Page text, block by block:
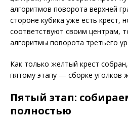
алгоритмов поворота верхней
стороне кубика уже есть крест,
соответствуют своим центрам,
алгоритмы поворота третьего
Как только желтый крест
пятому этапу — сборке уголков
Пятый этап:
полностью